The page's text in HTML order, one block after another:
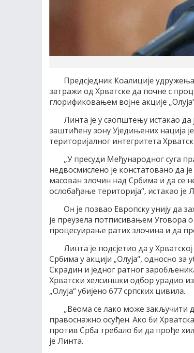
Предсједник Коалиције
затражи од Хрватске да почне с
глорификовањем војне акције
Линта је у саопштењу истакао да
заштићену зону Уједињених нација
територијалног интегритета
„У пресуди Међународног суга
недвосмислено је констатовано да
масован злочин над Србима и да се
ослобађање територија“, истакао је
Он је позвао Европску унију да
је преузела потписивањем Уговора
процесуирање ратих злочина и да
Линта је подсјетио да у
Србима у акцији „Олуја“, односно
Скрадин и једног ратног
Хрватски хелсиншки одбор урадио
„Олуја“ убијено 677 српских цивила.
„Веома се лако може закључити
правоснажно осуђен. Ако би
против Срба требало би да прође
је Линта.